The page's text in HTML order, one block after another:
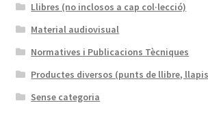
Llibres (no inclosos a cap col·lecció)
Material audiovisual
Normatives i Publicacions Tècniques
Productes diversos (punts de llibre,
Sense categoria